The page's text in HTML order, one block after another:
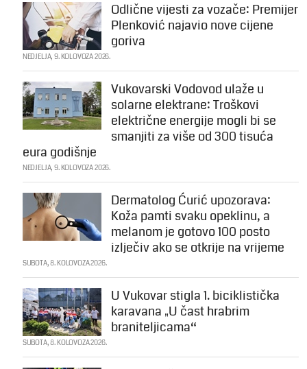
Odlične vijesti za vozače: Premijer
Plenković najavio nove cijene
goriva
NEDJELJA, 9. KOLOVOZA 2026.
Vukovarski Vodovod ulaže u
solarne elektrane: Troškovi
električne energije mogli bi se
smanjiti za više od 300 tisuća
eura godišnje
NEDJELJA, 9. KOLOVOZA 2026.
Dermatolog Ćurić upozorava:
Koža pamti svaku opeklinu, a
melanom je gotovo 100 posto
izlječiv ako se otkrije na vrijeme
SUBOTA, 8. KOLOVOZA 2026.
U Vukovar stigla 1. biciklistička
karavana „U čast hrabrim
braniteljicama“
SUBOTA, 8. KOLOVOZA 2026.